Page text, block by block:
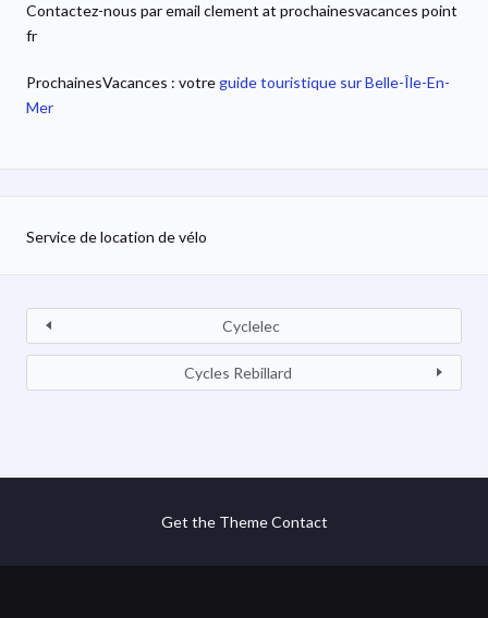
Contactez-nous par email clement at prochainesvacances point
fr
ProchainesVacances : votreguide touristique sur Belle-Île-En-
Mer
Service de location de vélo
Cyclelec
Cycles Rebillard
Get the Theme Contact